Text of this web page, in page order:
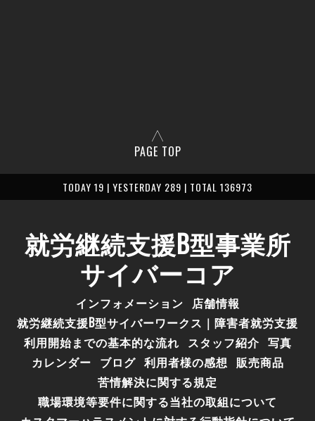
PAGE TOP
TODAY 19 | YESTERDAY 289 | TOTAL 136973
就労継続支援B型事業所
サイバーコア
インフォメーション
店舗情報
就労継続支援B型サイバーワークス｜障害者就労支援
利用開始までの基本的な流れ
スタッフ紹介 写真
カレンダー ブログ 利用者様の感想
販売商品
苦情解決に関する規定
職場環境等要件に関する当社の取組について